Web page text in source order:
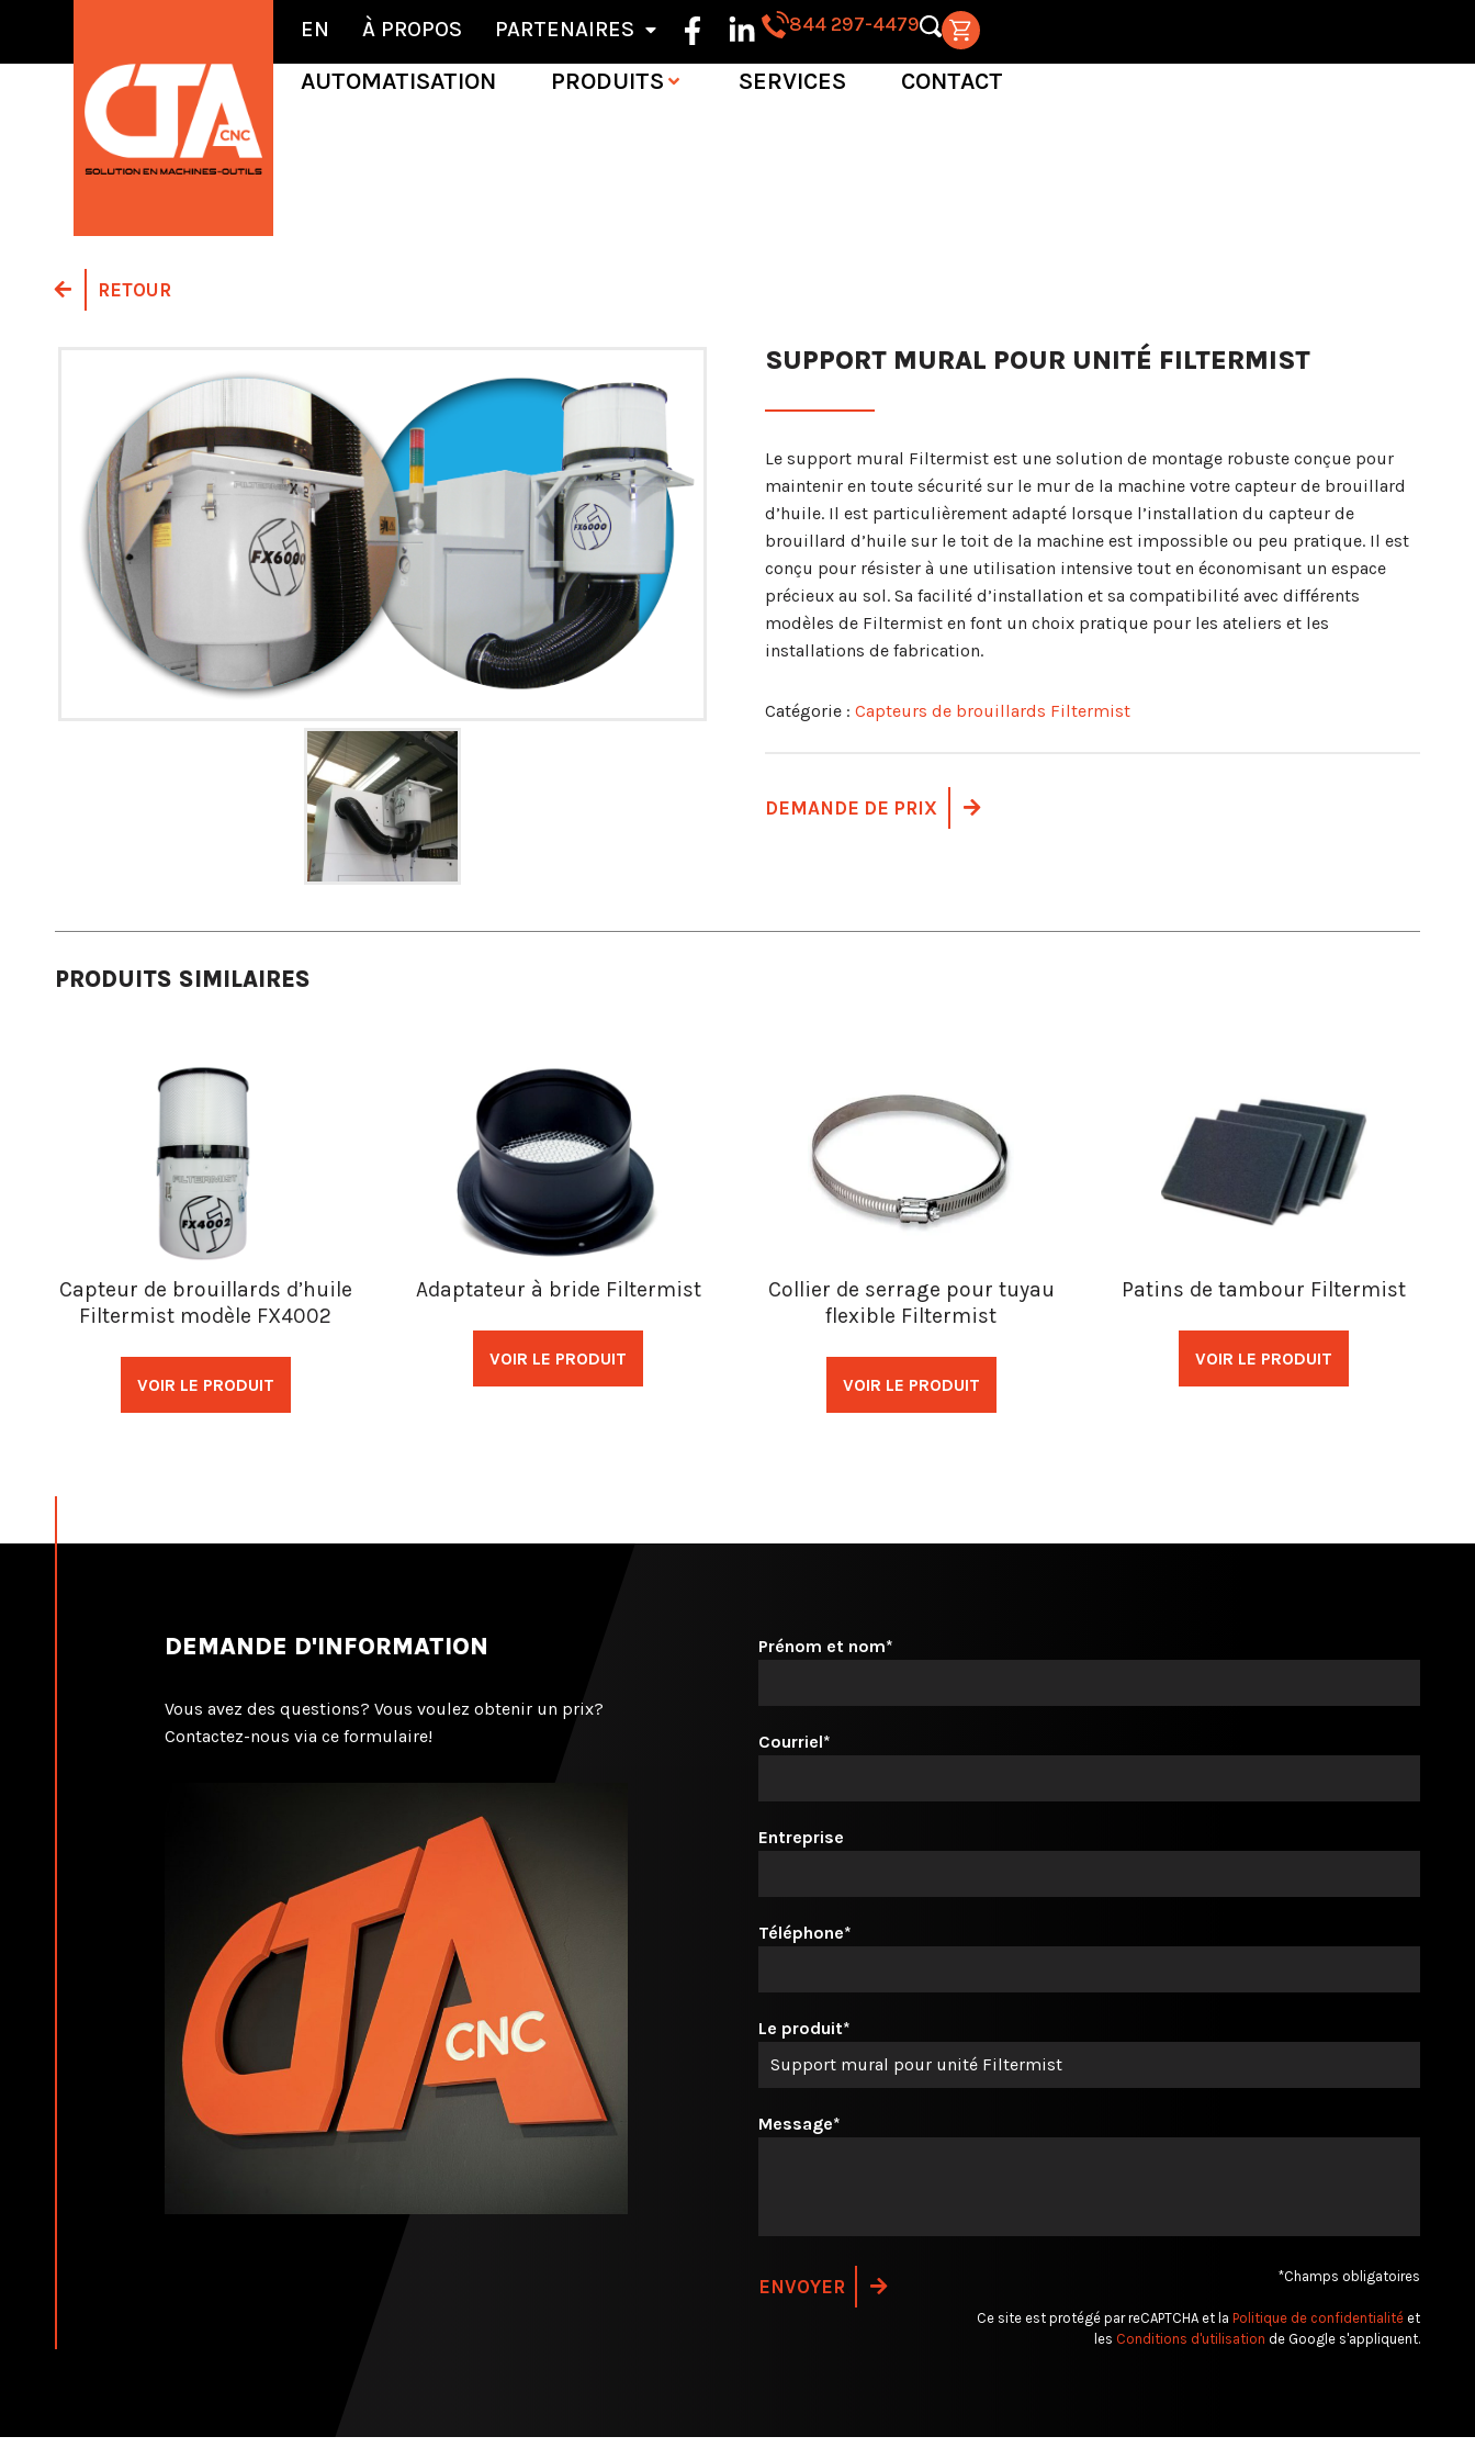
EN À PROPOS PARTENAIRES 844 297-4479
AUTOMATISATION PRODUITS SERVICES CONTACT
RETOUR
SUPPORT MURAL POUR UNITÉ FILTERMIST
Le support mural Filtermist est une solution de montage robuste conçue pour
maintenir en toute sécurité sur le mur de la machine votre capteur de brouillard
d’huile. Il est particulièrement adapté lorsque l’installation du capteur de
brouillard d’huile sur le toit de la machine est impossible ou peu pratique. Il est
conçu pour résister à une utilisation intensive tout en économisant un espace
précieux au sol. Sa facilité d’installation et sa compatibilité avec différents
modèles de Filtermist en font un choix pratique pour les ateliers et les
installations de fabrication.
Catégorie : Capteurs de brouillards Filtermist
DEMANDE DE PRIX
PRODUITS SIMILAIRES
Capteur de brouillards d’huile
Filtermist modèle FX4002
VOIR LE PRODUIT
Adaptateur à bride Filtermist
VOIR LE PRODUIT
Collier de serrage pour tuyau
flexible Filtermist
VOIR LE PRODUIT
Patins de tambour Filtermist
VOIR LE PRODUIT
DEMANDE D'INFORMATION
Vous avez des questions? Vous voulez obtenir un prix?
Contactez-nous via ce formulaire!
Prénom et nom*
Courriel*
Entreprise
Téléphone*
Le produit*
Message*
*Champs obligatoires
Ce site est protégé par reCAPTCHA et la Politique de confidentialité et
les Conditions d'utilisation de Google s'appliquent.